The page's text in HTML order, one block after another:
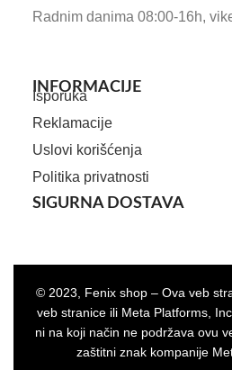
Radnim danima 08:00-16h,
INFORMACIJE
Isporuka
Reklamacije
Uslovi korišćenja
Politika privatnosti
SIGURNA DOSTAVA
© 2023, Fenix shop – Ova veb
veb stranice ili Meta Platforms,
ni na koji način ne podržava ovu
zaštitni znak kompanije